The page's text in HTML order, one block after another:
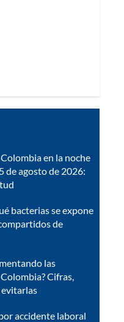
en la noche
de agosto de 2026:
bacterias se expone
de
las
Cifras,
accidente laboral